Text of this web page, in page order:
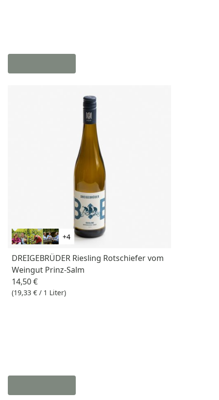
+4
DREIGEBRÜDER Riesling Rotschiefer vom
Weingut Prinz-Salm
14,50 €
(19,33 € / 1 Liter)